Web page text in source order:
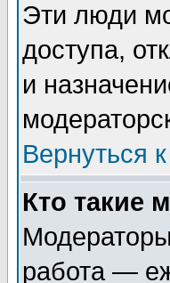
Эти люди
доступа,
и
Вернуться
Кто такие
работа —